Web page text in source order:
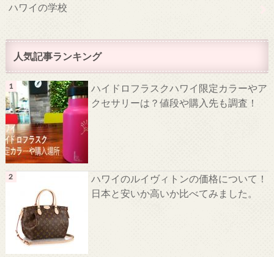
ハワイの学校
人気記事ランキング
ハイドロフラスクハワイ限定カラーやア
クセサリーは？値段や購入先も調査！
ハワイのルイヴィトンの価格について！
日本と安いか高いか比べてみました。